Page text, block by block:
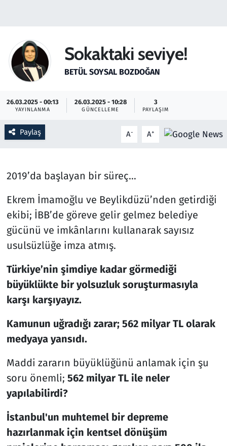
Sokaktaki seviye!
BETÜL SOYSAL BOZDOĞAN
26.03.2025 - 00:13
YAYINLANMA
26.03.2025 - 10:28
GÜNCELLEME
3
PAYLAŞIM
Paylaş A- A+
2019’da başlayan bir süreç…
Ekrem İmamoğlu ve Beylikdüzü’nden getirdiği
ekibi; İBB’de göreve gelir gelmez belediye
gücünü ve imkânlarını kullanarak sayısız
usulsüzlüğe imza atmış.
Türkiye’nin şimdiye kadar görmediği
büyüklükte bir yolsuzluk soruşturmasıyla
karşı karşıyayız.
Kamunun uğradığı zarar; 562 milyar TL olarak
medyaya yansıdı.
Maddi zararın büyüklüğünü anlamak için şu
soru önemli; 562 milyar TL ile neler
yapılabilirdi?
İstanbul'un muhtemel bir depreme
hazırlanmak için kentsel dönüşüm
Haber
Kültür Sanat
Kurumsal Haberler
Otomobil
Oyun
Ramazan
Resmi İlanlar
Rüya Tabirleri
Sağlık
Savunma Sanayi
Spor
Televizyon